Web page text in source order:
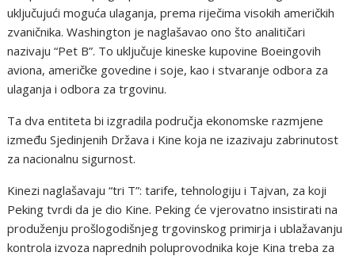
uključujući moguća ulaganja, prema riječima visokih američkih
zvaničnika. Washington je naglašavao ono što analitičari
nazivaju “Pet B”. To uključuje kineske kupovine Boeingovih
aviona, američke govedine i soje, kao i stvaranje odbora za
ulaganja i odbora za trgovinu.
Ta dva entiteta bi izgradila područja ekonomske razmjene
između Sjedinjenih Država i Kine koja ne izazivaju zabrinutost
za nacionalnu sigurnost.
Kinezi naglašavaju “tri T”: tarife, tehnologiju i Tajvan, za koji
Peking tvrdi da je dio Kine. Peking će vjerovatno insistirati na
produženju prošlogodišnjeg trgovinskog primirja i ublažavanju
kontrola izvoza naprednih poluprovodnika koje Kina treba za